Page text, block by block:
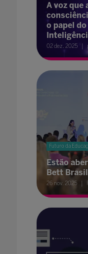
A voz que
o papel
02 dez. 2025
Futuro da
Estão
Bett
26 nov. 2025